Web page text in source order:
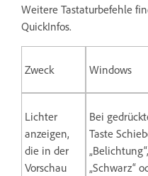
Weitere Tastaturbefehle
QuickInfos.
Zweck Windows
Lichter
anzeigen,
die in der
Vorschau
Bei
Taste
„Belichtung“,
„Schwarz“